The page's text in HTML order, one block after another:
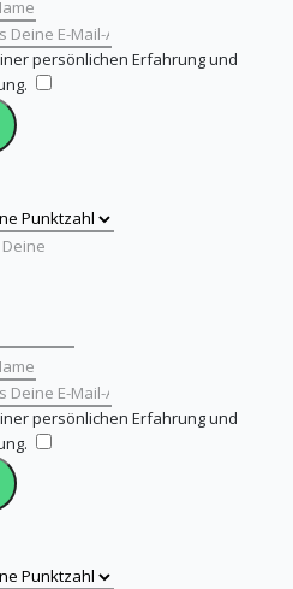
persönlichen Erfahrung und
persönlichen Erfahrung und